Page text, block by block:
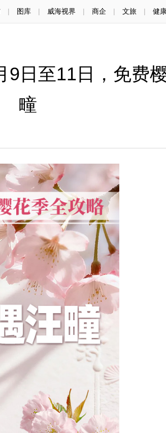
| 图库 | 威海视界 | 商企 | 文旅 | 健
日至11日，免费
疃